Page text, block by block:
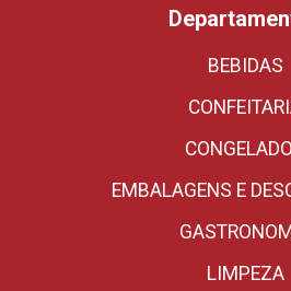
BEBIDAS
EMBALAGENS E
LIMPEZA